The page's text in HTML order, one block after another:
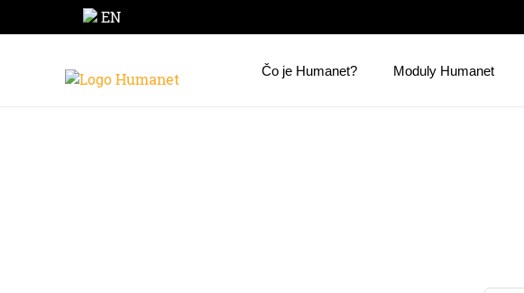
EN
Čo je Humanet? Moduly Humanet